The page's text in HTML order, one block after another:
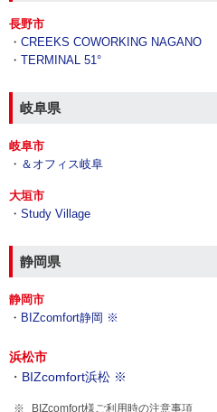
長野市
・ CREEKS COWORKING NAGANO
・ TERMINAL 51°
岐阜県
岐阜市
・ ＆オフィス岐阜
大垣市
・ Study Village
静岡県
静岡市
・ BIZcomfort静岡 ※
浜松市
・ BIZcomfort浜松 ※
BIZcomfort様ご利用時の注意事項